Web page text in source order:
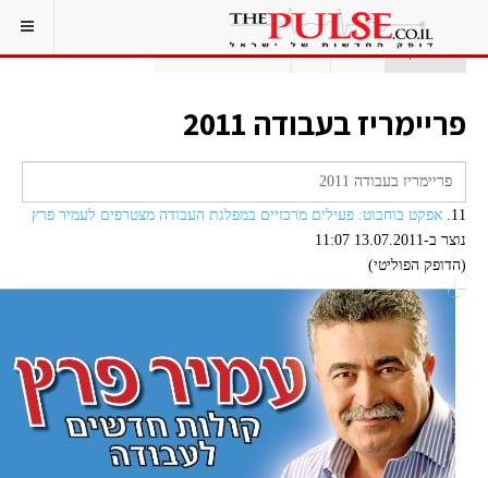
אתם כאן: ראשי תג פריימריז בעבודה 2011
פריימריז בעבודה 2011
11. אפקט בוחבוט: פעילים מרכזיים במפלגת העבודה מצטרפים לעמיר פרץ
נוצר ב-13.07.2011 11:07
(הדופק הפוליטי)